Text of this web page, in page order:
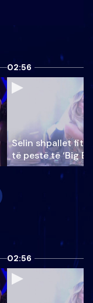
02:56
Selin shpallet
të pestë të ‘Big
02:56